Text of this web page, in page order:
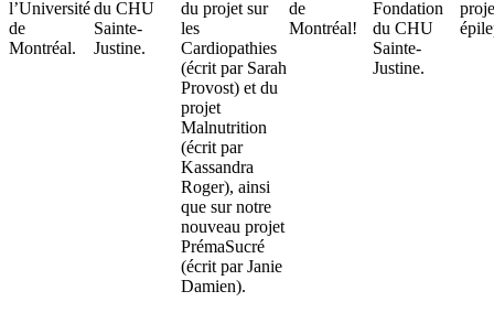
l’Université
de
Montréal.
du CHU
Sainte-
Justine.
du projet sur
les
Cardiopathies
(écrit par Sarah
Provost) et du
projet
Malnutrition
(écrit par
Kassandra
Roger), ainsi
que sur notre
nouveau projet
PrémaSucré
(écrit par Janie
Damien).
de
Montréal!
Fondation
du CHU
Sainte-
Justine.